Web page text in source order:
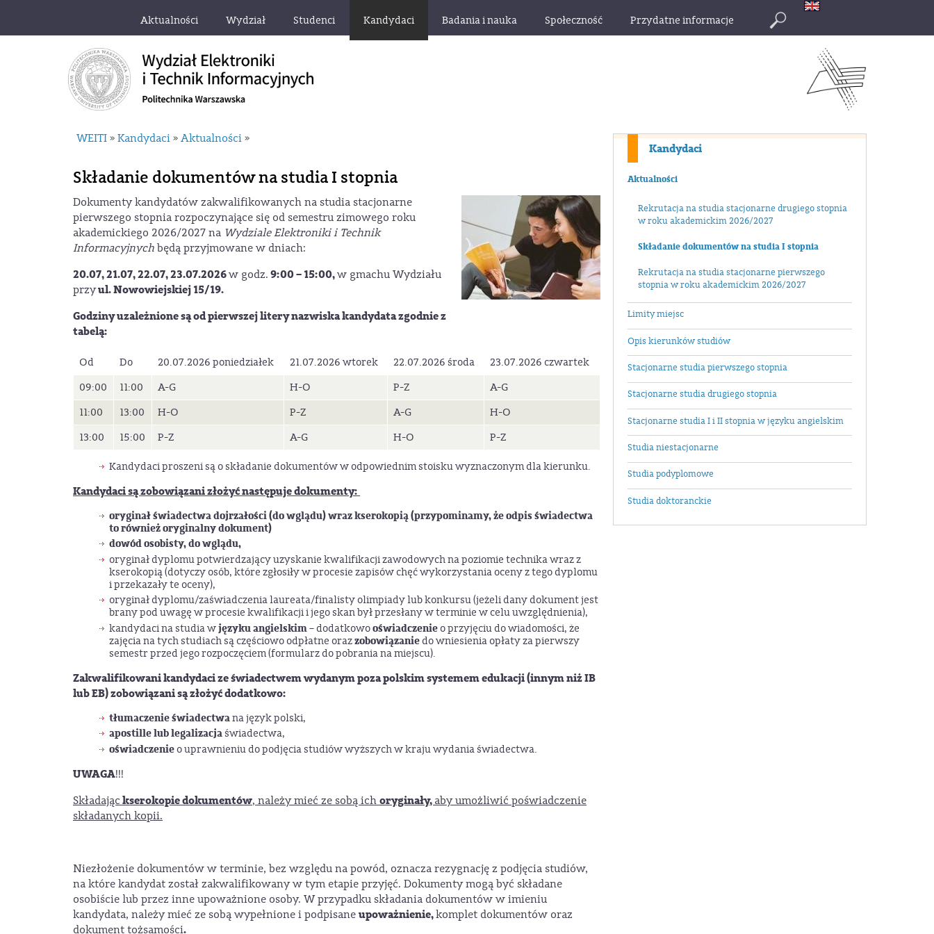
Aktualności Wydział Studenci Kandydaci Badania i nauka Społeczność Przydatne informacje
Kandydaci
Aktualności
Rekrutacja na studia stacjonarne drugiego stopnia
w roku akademickim 2026/2027
Składanie dokumentów na studia I stopnia
Rekrutacja na studia stacjonarne pierwszego
stopnia w roku akademickim 2026/2027
Limity miejsc
Opis kierunków studiów
Stacjonarne studia pierwszego stopnia
Stacjonarne studia drugiego stopnia
Stacjonarne studia I i II stopnia w języku angielskim
Studia niestacjonarne
Studia podyplomowe
Studia doktoranckie
WEITI » Kandydaci » Aktualności »
Składanie dokumentów na studia I stopnia
Dokumenty kandydatów zakwalifikowanych na studia stacjonarne
pierwszego stopnia rozpoczynające się od semestru zimowego roku
akademickiego 2026/2027 na Wydziale Elektroniki i Technik
Informacyjnych będą przyjmowane w dniach:
20.07, 21.07, 22.07, 23.07.2026w godz. 9:00 – 15:00,w gmachu Wydziału
przyul. Nowowiejskiej 15/19.
Godziny uzależnione są od pierwszej litery nazwiska kandydata zgodnie z
tabelą:
Od Do 20.07.2026 poniedziałek 21.07.2026 wtorek 22.07.2026 środa
23.07.2026 czwartek
09:00
11:00 A-G H-O P-Z
A-G
11:00
13:00 H-O P-Z A-G
H-O
13:00
15:00 P-Z A-G H-O P-Z
Kandydaci proszeni są o składanie dokumentów w odpowiednim stoisku wyznaczonym dla kierunku.
Kandydaci są zobowiązani złożyć następuje dokumenty:
oryginał świadectwa dojrzałości (do wglądu) wraz kserokopią (przypominamy, że odpis świadectwa
to również oryginalny dokument)
dowód osobisty, do wglądu,
oryginał dyplomu potwierdzający uzyskanie kwalifikacji zawodowych na poziomie technika wraz z
kserokopią (dotyczy osób, które zgłosiły w procesie zapisów chęć wykorzystania oceny z tego dyplomu
i przekazały te oceny),
oryginał dyplomu/zaświadczenia laureata/finalisty olimpiady lub konkursu (jeżeli dany dokument jest
brany pod uwagę w procesie kwalifikacji i jego skan był przesłany w terminie w celu uwzględnienia),
kandydaci na studia wjęzyku angielskim– dodatkowooświadczenieo przyjęciu do wiadomości, że
zajęcia na tych studiach są częściowo odpłatne orazzobowiązaniedo wniesienia opłaty za pierwszy
semestr przed jego rozpoczęciem (formularz do pobrania na miejscu).
Zakwalifikowani kandydaci ze świadectwem wydanym poza polskim systemem edukacji (innym niż IB
lub EB) zobowiązani są złożyć dodatkowo:
tłumaczenie świadectwana język polski,
apostille lub legalizacjaświadectwa,
oświadczenieo uprawnieniu do podjęcia studiów wyższych w kraju wydania świadectwa.
UWAGA!!!
Składając kserokopie dokumentów, należy mieć ze sobą ich oryginały, aby umożliwić poświadczenie
składanych kopii.
Niezłożenie dokumentów w terminie, bez względu na powód, oznacza rezygnację z podjęcia studiów,
na które kandydat został zakwalifikowany w tym etapie przyjęć. Dokumenty mogą być składane
osobiście lub przez inne upoważnione osoby. W przypadku składania dokumentów w imieniu
kandydata, należy mieć ze sobą wypełnione i podpisane upoważnienie,komplet dokumentów oraz
dokument tożsamości.